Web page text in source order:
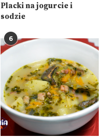
Placki na jogurcie i
sodzie
6